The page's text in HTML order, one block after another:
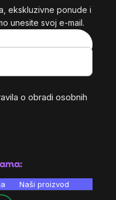
ekskluzivne ponude i
unesite svoj e-mail.
o obradi osobnih
Naši proizvodi su